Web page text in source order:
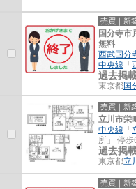
売買｜新
国分寺
無料
西武国分
中央線 「
過去掲
東京都国
売買｜新
立川市栄
中央線 「
所」 停歩
過去掲
東京都立
売買｜新